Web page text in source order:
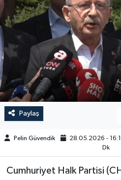
Paylaş
Pelin Güvendik 28.05.2026 -
Dk
Cumhuriyet Halk Partisi